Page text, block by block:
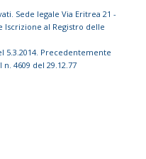
Sede legale Via Eritrea 21 -
Iscrizione al Registro delle
5.3.2014. Precedentemente
4609 del 29.12.77